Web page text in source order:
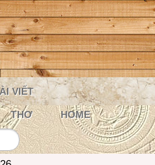
VIẾT
THƠ HOME